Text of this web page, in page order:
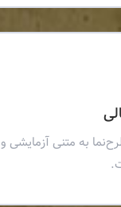
به متنی آزمایشی